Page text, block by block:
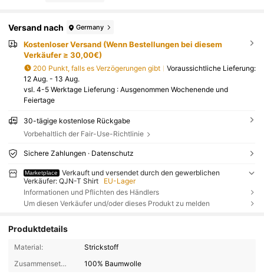
Versand nach Germany
Kostenloser Versand (Wenn Bestellungen bei diesem
Verkäufer ≥ 30,00€)
200 Punkt, falls es Verzögerungen gibt
Voraussichtliche Lieferung:
12 Aug. - 13 Aug.
vsl. 4-5 Werktage Lieferung : Ausgenommen Wochenende und
Feiertage
30-tägige kostenlose Rückgabe
Vorbehaltlich der Fair-Use-Richtlinie
Sichere Zahlungen · Datenschutz
Marketplace
Verkauft und versendet durch den gewerblichen
Verkäufer: QJN-T Shirt
EU-Lager
Informationen und Pflichten des Händlers
Um diesen Verkäufer und/oder dieses Produkt zu melden
Produktdetails
Material:
Strickstoff
Zusammensetzung:
100% Baumwolle